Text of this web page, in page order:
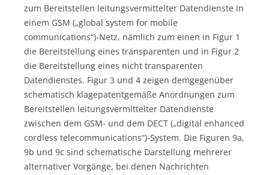
zum Bereitstellen leitungsvermittelter Datendienste in
einem GSM („global system for mobile
communications“)-Netz, nämlich zum einen in Figur 1
die Bereitstellung eines transparenten und in Figur 2
die Bereitstellung eines nicht transparenten
Datendienstes. Figur 3 und 4 zeigen demgegenüber
schematisch klagepatentgemäße Anordnungen zum
Bereitstellen leitungsvermittelter Datendienste
zwischen dem GSM- und dem DECT („digital enhanced
cordless telecommunications“)-System. Die Figuren 9a,
9b und 9c sind schematische Darstellung mehrerer
alternativer Vorgänge, bei denen Nachrichten